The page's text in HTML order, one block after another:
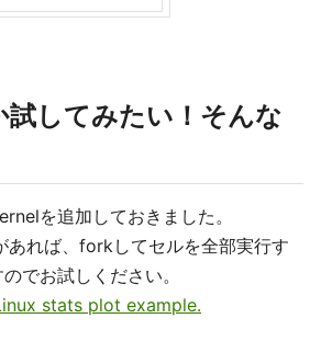
試してみたい！そんな
を追加しておきました。
あれば、forkしてセルを全部実行す
でお試しください。
stats plot example.